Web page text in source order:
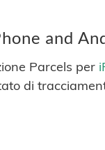
and
Parcels per
di